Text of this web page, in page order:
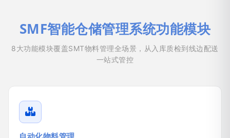
SMF智能仓储管理系统功能模块
8大功能模块覆盖SMT物料管理全场景，从入库质检到线边配送
一站式管控
自动化物料管理